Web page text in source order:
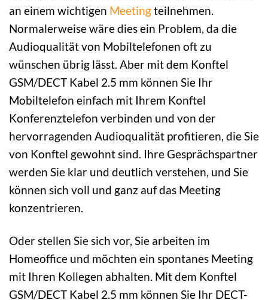
an einem wichtigen Meetingteilnehmen.
Normalerweise wäre dies ein Problem, da die
Audioqualität von Mobiltelefonen oft zu
wünschen übrig lässt. Aber mit dem Konftel
GSM/DECT Kabel 2.5 mm können Sie Ihr
Mobiltelefon einfach mit Ihrem Konftel
Konferenztelefon verbinden und von der
hervorragenden Audioqualität profitieren, die Sie
von Konftel gewohnt sind. Ihre Gesprächspartner
werden Sie klar und deutlich verstehen, und Sie
können sich voll und ganz auf das Meeting
konzentrieren.
Oder stellen Sie sich vor, Sie arbeiten im
Homeoffice und möchten ein spontanes Meeting
mit Ihren Kollegen abhalten. Mit dem Konftel
GSM/DECT Kabel 2.5 mm können Sie Ihr DECT-